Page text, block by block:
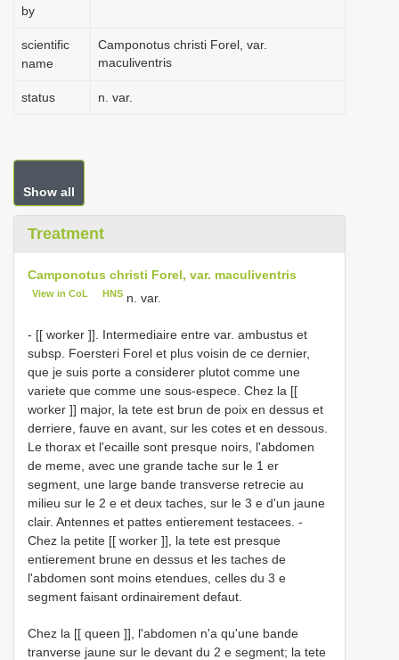
by
scientific
name
Camponotus christi Forel, var.
maculiventris
status n. var.
Show all
Treatment
Camponotus christi Forel, var. maculiventris
View in CoL HNSn. var.
- [[ worker ]]. Intermediaire entre var. ambustus et
subsp. Foersteri Forel et plus voisin de ce dernier,
que je suis porte a considerer plutot comme une
variete que comme une sous-espece. Chez la [[
worker ]] major, la tete est brun de poix en dessus et
derriere, fauve en avant, sur les cotes et en dessous.
Le thorax et l'ecaille sont presque noirs, l'abdomen
de meme, avec une grande tache sur le 1 er
segment, une large bande transverse retrecie au
milieu sur le 2 e et deux taches, sur le 3 e d'un jaune
clair. Antennes et pattes entierement testacees. -
Chez la petite [[ worker ]], la tete est presque
entierement brune en dessus et les taches de
l'abdomen sont moins etendues, celles du 3 e
segment faisant ordinairement defaut.
Chez la [[ queen ]], l'abdomen n'a qu'une bande
tranverse jaune sur le devant du 2 e segment; la tete